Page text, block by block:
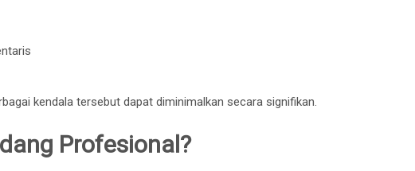
kendala tersebut dapat diminimalkan secara signifikan.
Profesional?